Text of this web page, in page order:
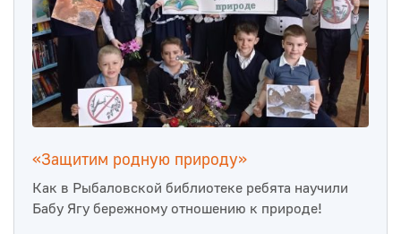
«Защитим родную природу»
Как в Рыбаловской библиотеке ребята научили
Бабу Ягу бережному отношению к природе!